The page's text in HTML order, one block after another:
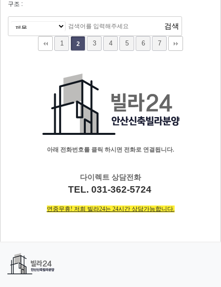
구조 :
1 2 3 4 5 6 7
아래 전화번호를 클릭 하시면 전화로 연결됩니다.
다이렉트 상담전화
TEL. 031-362-5724
연중무휴! 저희 빌라24는 24시간 상담가능합니다.